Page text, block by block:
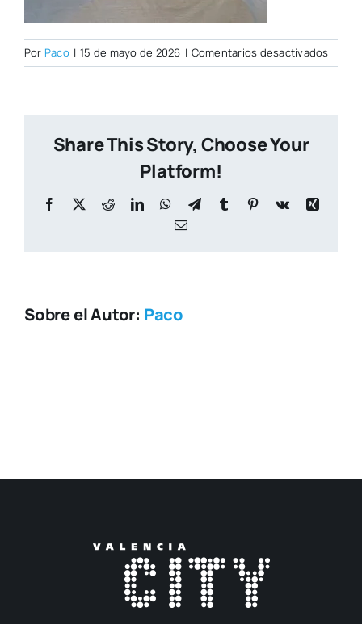
Por Paco | 15 de mayo de 2026 | Comentarios desactivadosen
Share This Story, Choose Your
Platform!
Facebook
X RedditLinkedInWhatsApp
TelegramTumblr Pinterest
Vk
Xing
Correo
Sobre el Autor: Paco